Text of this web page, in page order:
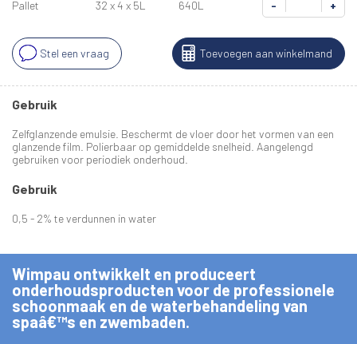
Pallet 32 x 4 x 5L 640L - +
Toevoegen aan winkelmand
Stel een vraag
Gebruik
Zelfglanzende emulsie. Beschermt de vloer door het vormen van een
glanzende film. Polierbaar op gemiddelde snelheid. Aangelengd
gebruiken voor periodiek onderhoud.
Gebruik
0,5 - 2% te verdunnen in water
Wimpau ontwikkelt en produceert
onderhoudsproducten voor de professionele
schoonmaak en de waterbehandeling van
spaâ€™s en zwembaden.